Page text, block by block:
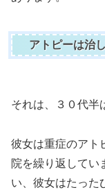
アトピーは治
それは、３０代半
彼女は重症のアト
院を繰り返してい
い、彼女はたった